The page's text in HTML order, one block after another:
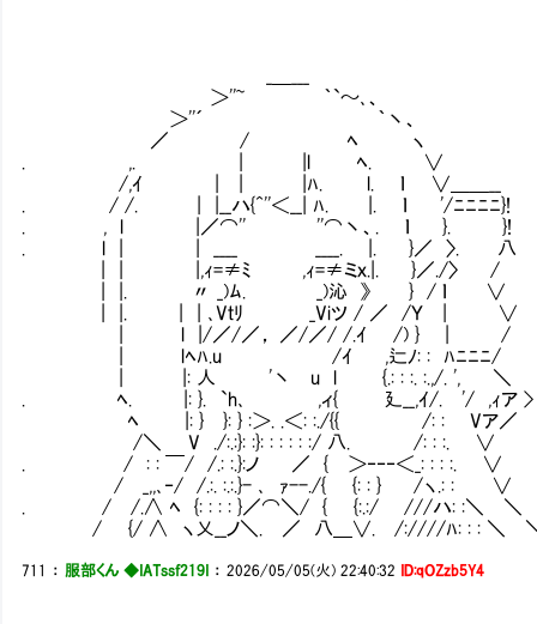
＞''~ ｀`～､、
＞''´ ｀丶、
／ / ﾍ ヽ
. ,. | |l ﾍ. ∨
/,ｲ | | |ﾊ. l. ｌ ∨＿＿__
. / /. | |__ハ{^''＜__| ﾊ. |. ｌ '/ﾆﾆﾆﾆ}!
. , l |／⌒'' ''⌒丶、. ｌ }. }!
. l | | ____ ____. |. }／ 〉. 八
| | |,ｨ=≠ﾐ ,ｨ=≠ミｘ.|. }／./〉 /
| |. 〃 _)ﾑ. _)沁 》 } / ｌ ∨
| |. | | ､Vｔﾘ _Viツ / ／ /Ｙ | ∨
| l |/／/／， ／/／/ /.ｲ /) } | / 話の腰
| lﾍﾊ.u /ｲ ,辷ﾉ: : ﾊﾆﾆﾆ/
| |: 人 '丶 u l {.: : :. :.,/. ', ＼
. ﾍ. |: }. `h､ ,ィ{ 廴__,ｲ/. '/ ,ｨア >
ﾍ |: } }: } :＞. .＜: :./{{ /: : Vア／
/＼ V ./:.:}: :}: : : : : :/ 八. /: : :. ∨
. / : : ￣/ /.: :.}:ノ ／ { ＞‐‐‐＜_: : : :. ∨
/ _,,､‐/ /.:. :.:.}- ､ ｧ--./{ {: : } /ヽ.: : ∨
. / /.∧ ﾍ {: : : : }／⌒＼/ { {:.:/ ///ハ: :＼ ＼
/ {/ ∧ ヽ乂__ノ＼. ／ 八＿∨. /:////ﾊ: : : ＼
711 ： 服部くん ◆IATssf219I ：2026/05/05(火) 22:40:32 ID:qOZzb5Y4